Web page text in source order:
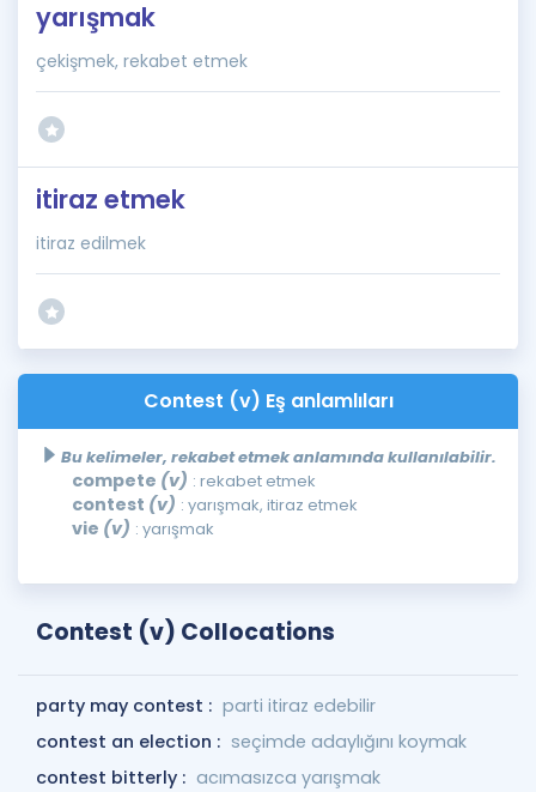
yarışmak
çekişmek, rekabet etmek
itiraz etmek
itiraz edilmek
Contest (v) Eş anlamlıları
Bu kelimeler, rekabet etmek anlamında kullanılabilir.
compete (v) : rekabet etmek
contest (v) : yarışmak, itiraz etmek
vie (v) : yarışmak
Contest (v) Collocations
party may contest : parti itiraz edebilir
contest an election : seçimde adaylığını koymak
contest bitterly : acımasızca yarışmak